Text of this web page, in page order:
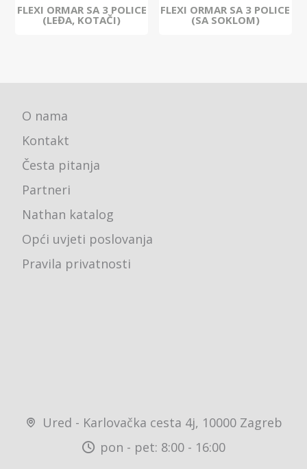
FLEXI ORMAR SA 3 POLICE
(LEĐA, KOTAČI)
FLEXI ORMAR SA 3 POLICE
(SA SOKLOM)
O nama
Kontakt
Česta pitanja
Partneri
Nathan katalog
Opći uvjeti poslovanja
Pravila privatnosti
Ured - Karlovačka cesta 4j, 10000 Zagreb
pon - pet: 8:00 - 16:00